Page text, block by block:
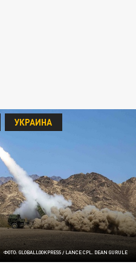
ФОТО: GLOBALLOOKPRESS / LANCE CPL. DEAN GURULE
УКРАИНА